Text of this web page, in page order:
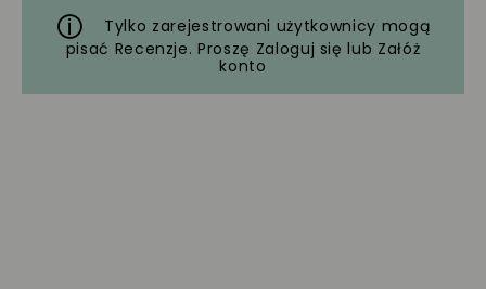
Tylko zarejestrowani użytkownicy mogą
pisać Recenzje. Proszę Zaloguj się lub Załóż
konto